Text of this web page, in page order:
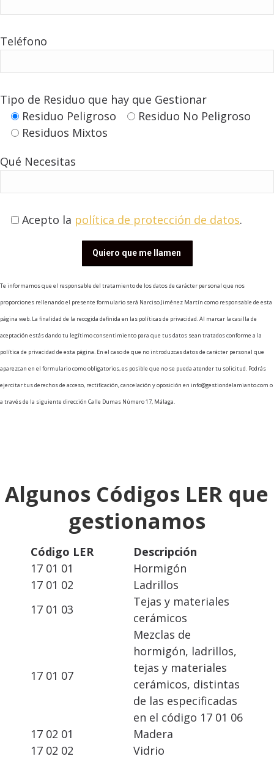
Teléfono
Tipo de Residuo que hay que Gestionar
Residuo Peligroso
Residuo No Peligroso
Residuos Mixtos
Qué Necesitas
Acepto la política de protección de datos.
Te informamos que el responsable del tratamiento de los datos de carácter personal que nos
proporciones rellenando el presente formulario será Narciso Jiménez Martín como responsable de esta
página web. La finalidad de la recogida definida en las políticas de privacidad. Al marcar la casilla de
aceptación estás dando tu legítimo consentimiento para que tus datos sean tratados conforme a la
política de privacidad de esta página. En el caso de que no introduzcas datos de carácter personal que
aparezcan en el formulario como obligatorios, es posible que no se pueda atender tu solicitud. Podrás
ejercitar tus derechos de acceso, rectificación, cancelación y oposición en info@gestiondelamianto.com o
a través de la siguiente dirección Calle Dumas Número 17, Málaga.
Algunos Códigos LER que
gestionamos
Código LER
Descripción
17 01 01
Hormigón
17 01 02
Ladrillos
17 01 03
Tejas y materiales
cerámicos
17 01 07
Mezclas de
hormigón, ladrillos,
tejas y materiales
cerámicos, distintas
de las especificadas
en el código 17 01 06
17 02 01
Madera
17 02 02
Vidrio